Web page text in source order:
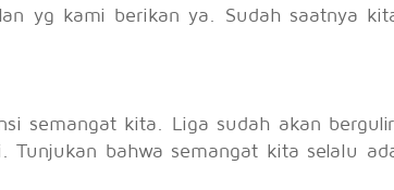
yg kami berikan ya. Sudah saatnya
semangat kita. Liga sudah akan
bahwa semangat kita selalu